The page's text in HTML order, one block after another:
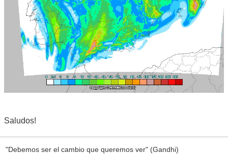
Saludos!
"Debemos ser el cambio que queremos ver" (Gandhi)